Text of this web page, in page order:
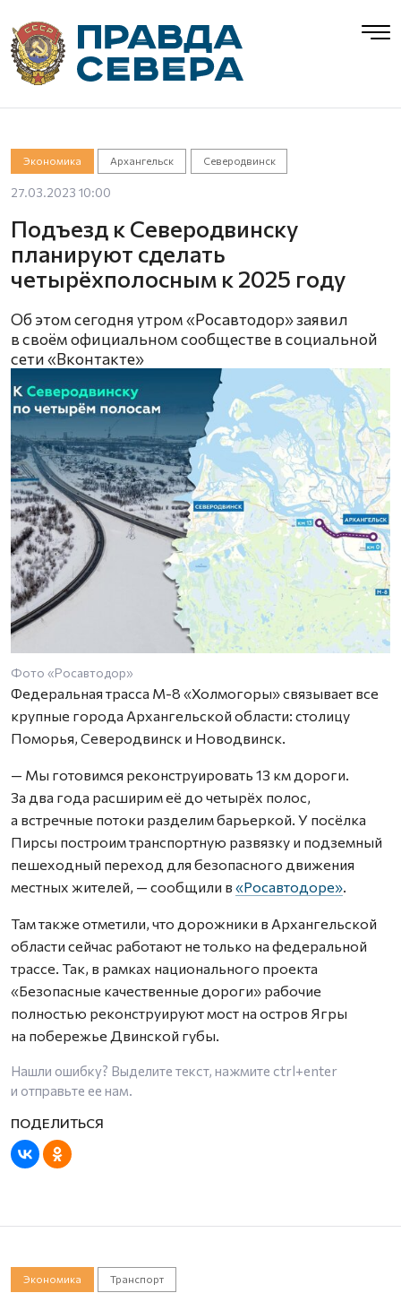
Экономика Архангельск Северодвинск
27.03.2023 10:00
Подъезд к Северодвинску
планируют сделать
четырёхполосным к 2025 году
Об этом сегодня утром «Росавтодор» заявил
в своём официальном сообществе в социальной
сети «Вконтакте»
Фото «Росавтодор»
Федеральная трасса М-8 «Холмогоры» связывает все
крупные города Архангельской области: столицу
Поморья, Северодвинск и Новодвинск.
— Мы готовимся реконструировать 13 км дороги.
За два года расширим её до четырёх полос,
а встречные потоки разделим барьеркой. У посёлка
Пирсы построим транспортную развязку и подземный
пешеходный переход для безопасного движения
местных жителей, — сообщили в «Росавтодоре».
Там также отметили, что дорожники в Архангельской
области сейчас работают не только на федеральной
трассе. Так, в рамках национального проекта
«Безопасные качественные дороги» рабочие
полностью реконструируют мост на остров Ягры
на побережье Двинской губы.
Нашли ошибку? Выделите текст, нажмите ctrl+enter
и отправьте ее нам.
Экономика Транспорт